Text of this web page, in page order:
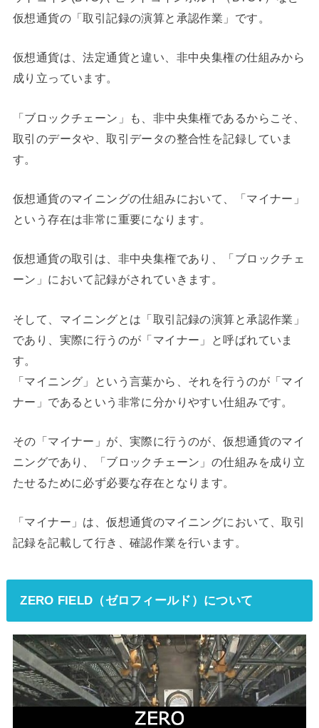
仮想通貨の「取引記録の演算と承認作業」です。
仮想通貨は、法定通貨と違い、非中央集権の仕組みから
成り立っています。
「ブロックチェーン」も、非中央集権であるからこそ、
取引のデータや、取引データの整合性を記録していま
す。
仮想通貨のマイニングの仕組みにおいて、「マイナー」
という存在は非常に重要になります。
仮想通貨の取引は、非中央集権であり、「ブロックチェ
ーン」において記録がされていきます。
そして、マイニングとは「取引記録の演算と承認作業」
であり、実際に行うのが「マイナー」と呼ばれていま
す。
「マイニング」という言葉から、それを行うのが「マイ
ナー」であるという非常に分かりやすい仕組みです。
その「マイナー」が、実際に行うのが、仮想通貨のマイ
ニングであり、「ブロックチェーン」の仕組みを成り立
たせるために必ず必要な存在となります。
「マイナー」は、仮想通貨のマイニングにおいて、取引
記録を記載して行き、確認作業を行います。
ZERO FIELD（ゼロフィールド）について